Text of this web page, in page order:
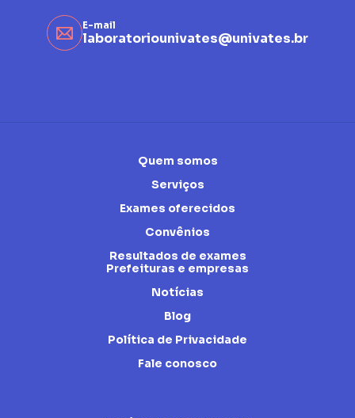
E-mail
laboratoriounivates@univates.br
Quem somos
Serviços
Exames oferecidos
Convênios
Resultados de exames
Prefeituras e empresas
Notícias
Blog
Política de Privacidade
Fale conosco